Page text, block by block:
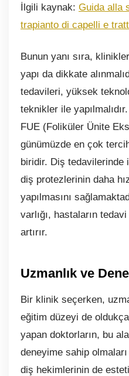
İlgili kaynak: Guida alla
trapianto di capelli e
Bunun yanı sıra,
yapı da dikkate
tedavileri, yüksek
teknikler ile
FUE (Foliküler Ünite
günümüzde en çok
biridir. Diş tedavilerinde
diş protezlerinin daha
yapılmasını
varlığı, hastaların
artırır.
Uzmanlık ve
Bir klinik seçerken,
eğitim düzeyi de
yapan doktorların, bu
deneyime sahip
diş hekimlerinin de